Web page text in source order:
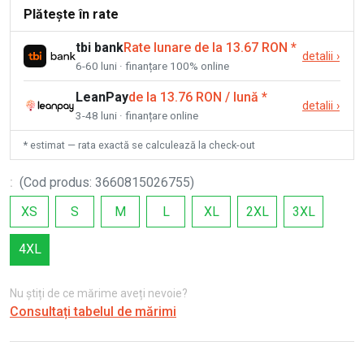
Plătește în rate
tbi bankRate lunare de la 13.67 RON *
6-60 luni · finanțare 100% online
detalii ›
LeanPayde la 13.76 RON / lună *
3-48 luni · finanțare online
detalii ›
* estimat — rata exactă se calculează la check-out
: (Cod produs: 3660815026755)
XS
S M L XL 2XL 3XL
4XL
Nu știți de ce mărime aveți nevoie?
Consultați tabelul de mărimi